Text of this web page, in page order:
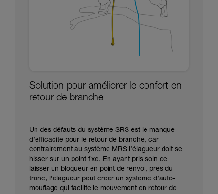
Solution pour améliorer le confort en
retour de branche
Un des défauts du système SRS est le manque
d’efficacité pour le retour de branche, car
contrairement au système MRS l’élagueur doit se
hisser sur un point fixe. En ayant pris soin de
laisser un bloqueur en point de renvoi, près du
tronc, l’élagueur peut créer un système d’auto-
mouflage qui facilite le mouvement en retour de